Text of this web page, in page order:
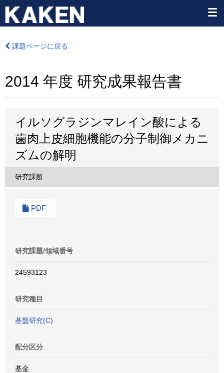
課題ページに戻る
2014 年度 研究成果報告書
イルソグラジンマレイン酸による
歯肉上皮細胞機能の分子制御メカニ
ズムの解明
研究課題
PDF
研究課題/領域番号
24593123
研究種目
基盤研究(C)
配分区分
基金